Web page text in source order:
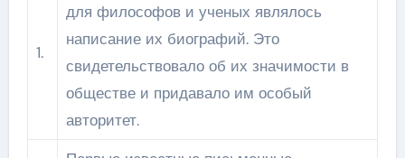
1.
для философов и ученых являлось
написание их биографий. Это
свидетельствовало об их значимости в
обществе и придавало им особый
авторитет.